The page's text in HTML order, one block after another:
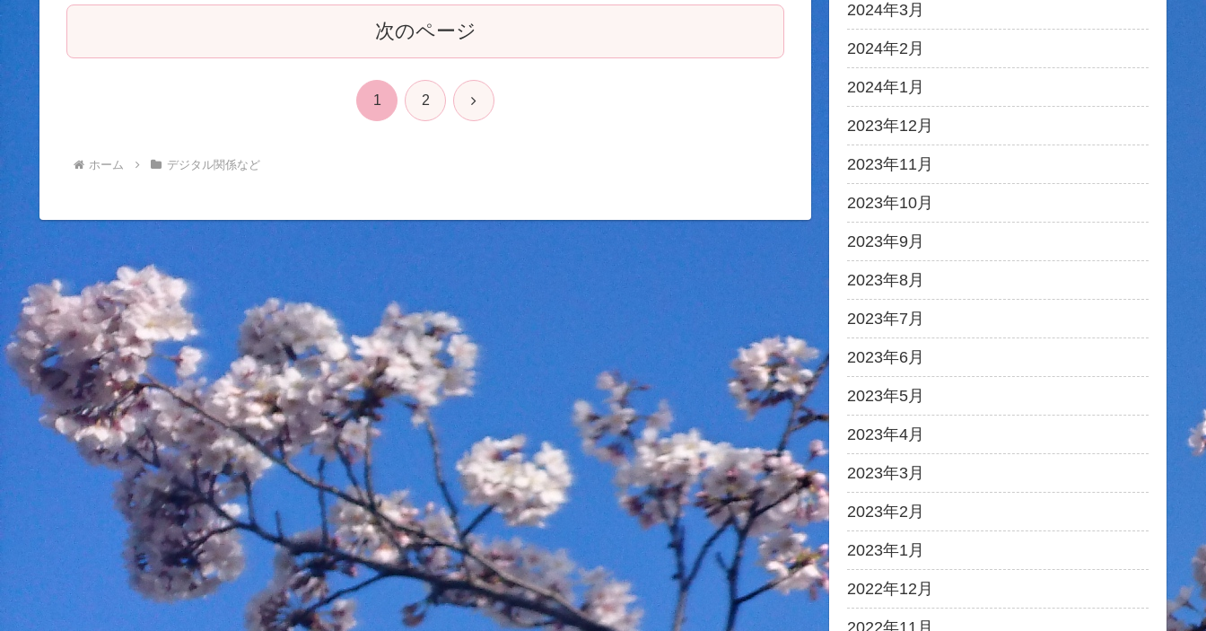
次のページ
1 2 次
ホーム デジタル関係など
2024年3月
2024年2月
2024年1月
2023年12月
2023年11月
2023年10月
2023年9月
2023年8月
2023年7月
2023年6月
2023年5月
2023年4月
2023年3月
2023年2月
2023年1月
2022年12月